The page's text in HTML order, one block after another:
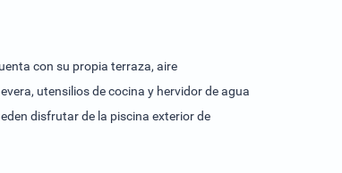
con su propia terraza, aire
utensilios de cocina y hervidor de agua
disfrutar de la piscina exterior de